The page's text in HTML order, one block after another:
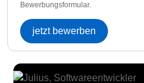
Bewerbungsformular.
jetzt bewerben